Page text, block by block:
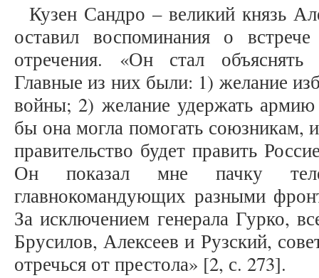
Кузен Сандро – великий князь
оставил воспоминания о
отречения. «Он стал
Главные из них были: 1) желание
войны; 2) желание удержать
бы она могла помогать союзникам,
правительство будет править
Он показал мне пачку
главнокомандующих разными
За исключением генерала Гурко,
Брусилов, Алексеев и Рузский,
отречься от престола» [2, с. 273].